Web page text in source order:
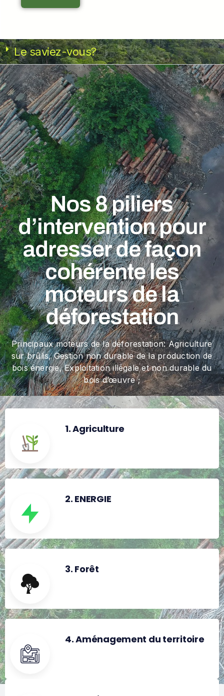
Le saviez-vous?
Nos 8 piliers
d’intervention pour
adresser de façon
cohérente les
moteurs de la
déforestation
Principaux moteurs de la déforestation: Agriculture
sur brûlis, Gestion non durable de la production de
bois énergie, Exploitation illégale et non durable du
bois d’œuvre ;
1. Agriculture
2. ENERGIE
3. Forêt
4. Aménagement du territoire